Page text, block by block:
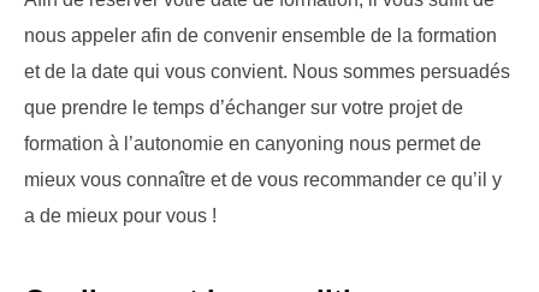
nous appeler afin de convenir ensemble de la formation
et de la date qui vous convient. Nous sommes persuadés
que prendre le temps d’échanger sur votre projet de
formation à l’autonomie en canyoning nous permet de
mieux vous connaître et de vous recommander ce qu’il y
a de mieux pour vous !